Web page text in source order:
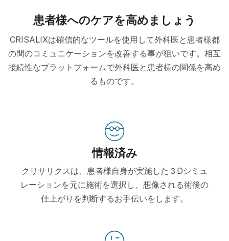
患者様へのケアを高めましょう
CRISALIXは確信的なツールを使用して外科医と患者様都
の間のコミュニケーションを改善する事が狙いです。相互
接続性なプラットフォームで外科医と患者様の関係を高め
るものです。
情報済み
クリサリクスは、患者様自身が実施した３Dシミュ
レーションを元に施術を選択し、想像される術後の
仕上がりを判断するお手伝いをします。